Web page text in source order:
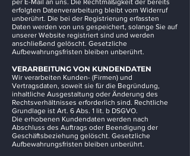
per E-Mail an uns. Die Rechtmäßigkeit der bereits
erfolgten Datenverarbeitung bleibt vom Widerruf
unberührt. Die bei der Registrierung erfassten
Daten werden von uns gespeichert, solange Sie auf
unserer Website registriert sind und werden
anschließend gelöscht. Gesetzliche
Aufbewahrungsfristen bleiben unberührt.
VERARBEITUNG VON KUNDENDATEN
Wir verarbeiten Kunden- (Firmen) und
Vertragsdaten, soweit sie für die Begründung,
inhaltliche Ausgestaltung oder Änderung des
Rechtsverhältnisses erforderlich sind. Rechtliche
Grundlage ist Art. 6 Abs. 1 lit. b DSGVO.
Die erhobenen Kundendaten werden nach
Abschluss des Auftrags oder Beendigung der
Geschäftsbeziehung gelöscht. Gesetzliche
Aufbewahrungsfristen bleiben unberührt.